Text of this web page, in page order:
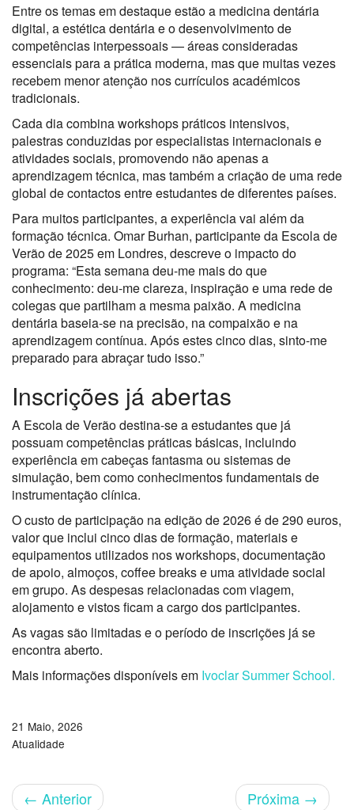
Entre os temas em destaque estão a medicina dentária
digital, a estética dentária e o desenvolvimento de
competências interpessoais — áreas consideradas
essenciais para a prática moderna, mas que muitas vezes
recebem menor atenção nos currículos académicos
tradicionais.
Cada dia combina workshops práticos intensivos,
palestras conduzidas por especialistas internacionais e
atividades sociais, promovendo não apenas a
aprendizagem técnica, mas também a criação de uma rede
global de contactos entre estudantes de diferentes países.
Para muitos participantes, a experiência vai além da
formação técnica. Omar Burhan, participante da Escola de
Verão de 2025 em Londres, descreve o impacto do
programa: “Esta semana deu-me mais do que
conhecimento: deu-me clareza, inspiração e uma rede de
colegas que partilham a mesma paixão. A medicina
dentária baseia-se na precisão, na compaixão e na
aprendizagem contínua. Após estes cinco dias, sinto-me
preparado para abraçar tudo isso.”
Inscrições já abertas
A Escola de Verão destina-se a estudantes que já
possuam competências práticas básicas, incluindo
experiência em cabeças fantasma ou sistemas de
simulação, bem como conhecimentos fundamentais de
instrumentação clínica.
O custo de participação na edição de 2026 é de 290 euros,
valor que inclui cinco dias de formação, materiais e
equipamentos utilizados nos workshops, documentação
de apoio, almoços, coffee breaks e uma atividade social
em grupo. As despesas relacionadas com viagem,
alojamento e vistos ficam a cargo dos participantes.
As vagas são limitadas e o período de inscrições já se
encontra aberto.
Mais informações disponíveis em Ivoclar Summer School.
21 Maio, 2026
Atualidade
← Anterior Próxima →